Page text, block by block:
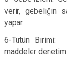
verir, gebeliğin
yapar.
6-Tütün Birimi:
maddeler